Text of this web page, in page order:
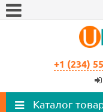
+1 (234)
Каталог